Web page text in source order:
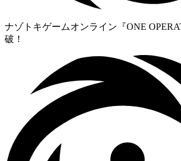
ナゾトキゲームオンライン『ONE
破！